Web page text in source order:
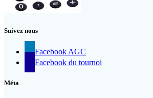
Suivez nous
Facebook AGC
Facebook du tournoi
Méta